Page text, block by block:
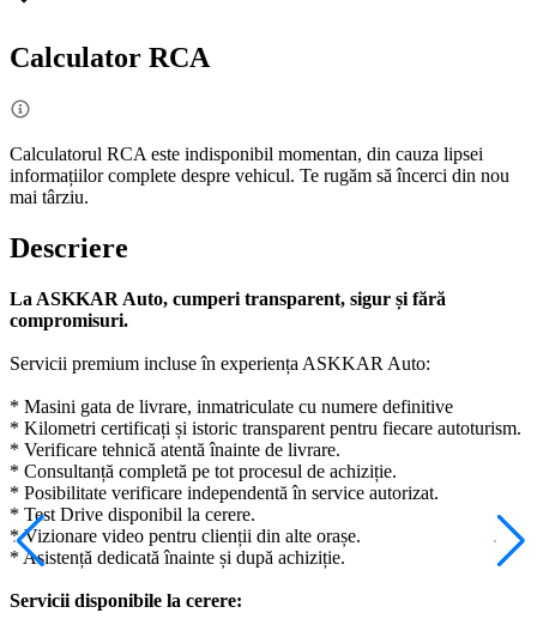
Calculator RCA
Calculatorul RCA este indisponibil momentan, din cauza lipsei
informațiilor complete despre vehicul. Te rugăm să încerci din nou
mai târziu.
Descriere
La ASKKAR Auto, cumperi transparent, sigur și fără
compromisuri.
Servicii premium incluse în experiența ASKKAR Auto:
* Masini gata de livrare, inmatriculate cu numere definitive
* Kilometri certificați și istoric transparent pentru fiecare autoturism.
* Verificare tehnică atentă înainte de livrare.
* Consultanță completă pe tot procesul de achiziție.
* Posibilitate verificare independentă în service autorizat.
* Test Drive disponibil la cerere.
* Vizionare video pentru clienții din alte orașe.
* Asistență dedicată înainte și după achiziție.
Servicii disponibile la cerere: